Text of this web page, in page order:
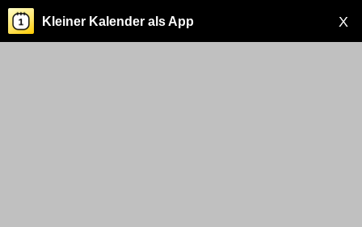
X
Kleiner Kalender als App